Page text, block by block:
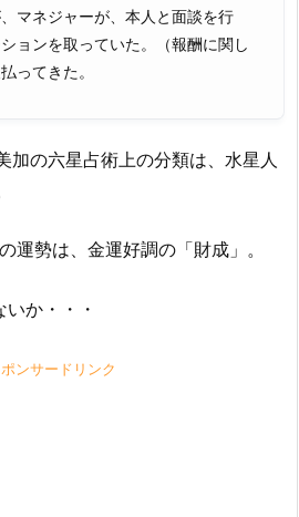
マネジャーが、本人と面談を行
ョンを取っていた。（報酬に関し
ってきた。
加の六星占術上の分類は、水星人
運勢は、金運好調の「財成」。
か・・・
ンサードリンク